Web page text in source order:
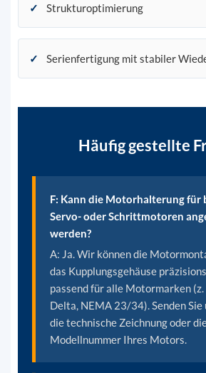
✓ Strukturoptimierung
✓ Serienfertigung mit stabiler
Häufig gestellte
F: Kann die Motorhalterung für
Servo- oder Schrittmotoren
werden?
A: Ja. Wir können die
das Kupplungsgehäuse
passend für alle Motormarken (z.
Delta, NEMA 23/34). Senden Sie
die technische Zeichnung oder
Modellnummer Ihres Motors.